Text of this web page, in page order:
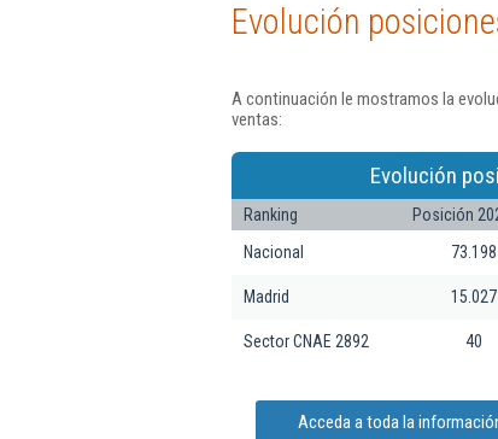
Evolución
A continuación le mostramos la
ventas:
Evolución
Ranking Posición
Nacional
73.198
Madrid 15.027
Sector CNAE 2892 40
Acceda a toda la